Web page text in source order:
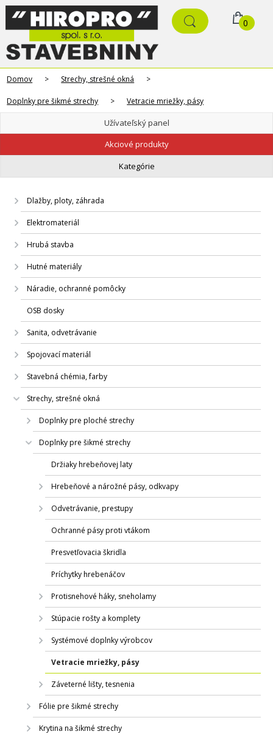
0
Domov > Strechy, strešné okná >
Doplnky pre šikmé strechy > Vetracie mriežky, pásy
Užívateľský panel
Akciové produkty
Kategórie
Dlažby, ploty, záhrada
Elektromateriál
Hrubá stavba
Hutné materiály
Náradie, ochranné pomôcky
OSB dosky
Sanita, odvetrávanie
Spojovací materiál
Stavebná chémia, farby
Strechy, strešné okná
Doplnky pre ploché strechy
Doplnky pre šikmé strechy
Držiaky hrebeňovej laty
Hrebeňové a nárožné pásy, odkvapy
Odvetrávanie, prestupy
Ochranné pásy proti vtákom
Presvetľovacia škridla
Príchytky hrebenáčov
Protisnehové háky, sneholamy
Stúpacie rošty a komplety
Systémové doplnky výrobcov
Vetracie mriežky, pásy
Záveterné lišty, tesnenia
Fólie pre šikmé strechy
Krytina na šikmé strechy